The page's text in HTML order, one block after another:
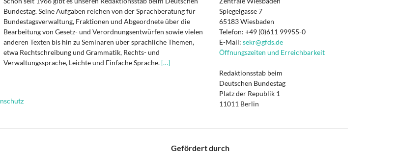
Bundestag. Seine Aufgaben reichen von der Sprachberatung für
Bundestagsverwaltung, Fraktionen und Abgeordnete über die
Bearbeitung von Gesetz- und Verordnungsentwürfen sowie vielen
anderen Texten bis hin zu Seminaren über sprachliche Themen,
etwa Rechtschreibung und Grammatik, Rechts- und
Verwaltungssprache, Leichte und Einfache Sprache. […]
Spiegelgasse 7
65183 Wiesbaden
Telefon: +49 (0)611 99955-0
E-Mail: sekr@gfds.de
Öffnungszeiten und Erreichbarkeit
Redaktionsstab beim
Deutschen Bundestag
Platz der Republik 1
11011 Berlin
Gefördert durch